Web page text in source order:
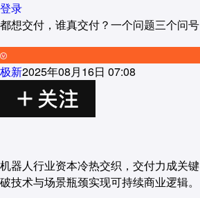
登录
都想交付，谁真交付？一个问题三个问号
极新2025年08月16日 07:08
机器人行业资本冷热交织，交付力成关
破技术与场景瓶颈实现可持续商业逻辑。